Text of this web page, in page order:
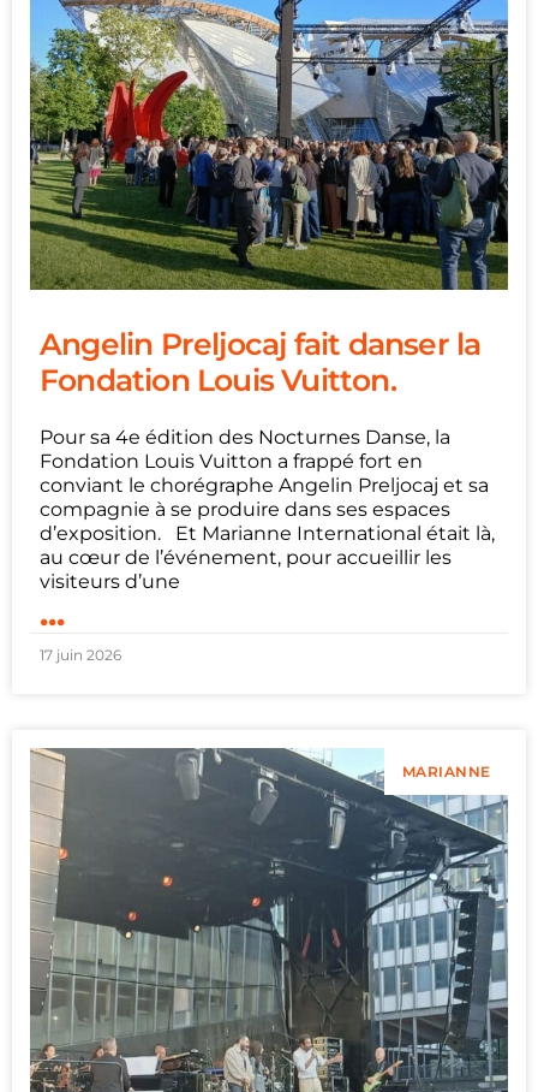
Angelin Preljocaj fait danser la
Fondation Louis Vuitton.
Pour sa 4e édition des Nocturnes Danse, la
Fondation Louis Vuitton a frappé fort en
conviant le chorégraphe Angelin Preljocaj et sa
compagnie à se produire dans ses espaces
d’exposition. Et Marianne International était là,
au cœur de l’événement, pour accueillir les
visiteurs d’une
...
17 juin 2026
MARIANNE